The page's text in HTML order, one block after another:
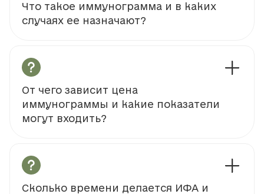
Что такое иммунограмма и в каких
случаях ее назначают?
От чего зависит цена
иммунограммы и какие показатели
могут входить?
Сколько времени делается ИФА и